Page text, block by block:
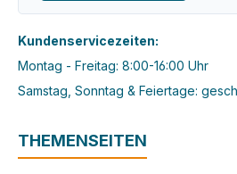
Kundenservicezeiten:
Montag - Freitag: 8:00-16:00 Uhr
Samstag, Sonntag & Feiertage:
THEMENSEITEN